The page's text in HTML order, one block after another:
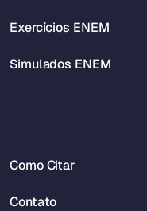
Exercícios ENEM
Simulados ENEM
Como Citar
Contato